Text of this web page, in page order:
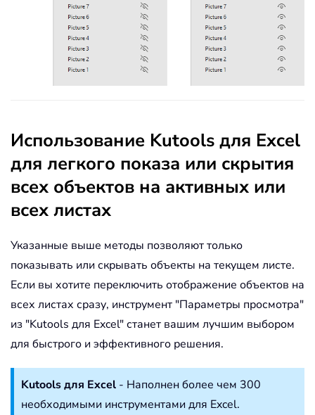
Использование Kutools для Excel
для легкого показа или скрытия
всех объектов на активных или
всех листах
Указанные выше методы позволяют только
показывать или скрывать объекты на текущем листе.
Если вы хотите переключить отображение объектов на
всех листах сразу, инструмент "Параметры просмотра"
из "Kutools для Excel" станет вашим лучшим выбором
для быстрого и эффективного решения.
Kutools для Excel - Наполнен более чем 300
необходимыми инструментами для Excel.